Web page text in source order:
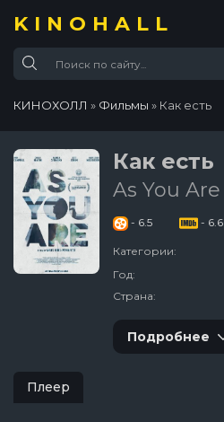
KINOHALL
КИНОХОЛЛ » Фильмы » Как есть
Как есть
As You Are
- 6.5 - 6.6
Категории:
Год:
Страна:
Подробнее
Плеер